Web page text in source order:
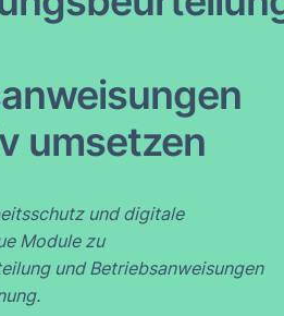
umsetzen
und digitale
Module zu
und Betriebsanweisungen